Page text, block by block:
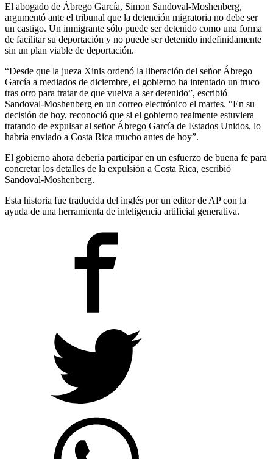
El abogado de Ábrego García, Simon Sandoval-Moshenberg,
argumentó ante el tribunal que la detención migratoria no debe ser
un castigo. Un inmigrante sólo puede ser detenido como una forma
de facilitar su deportación y no puede ser detenido indefinidamente
sin un plan viable de deportación.
“Desde que la jueza Xinis ordenó la liberación del señor Ábrego
García a mediados de diciembre, el gobierno ha intentado un truco
tras otro para tratar de que vuelva a ser detenido”, escribió
Sandoval-Moshenberg en un correo electrónico el martes. “En su
decisión de hoy, reconoció que si el gobierno realmente estuviera
tratando de expulsar al señor Ábrego García de Estados Unidos, lo
habría enviado a Costa Rica mucho antes de hoy”.
El gobierno ahora debería participar en un esfuerzo de buena fe para
concretar los detalles de la expulsión a Costa Rica, escribió
Sandoval-Moshenberg.
Esta historia fue traducida del inglés por un editor de AP con la
ayuda de una herramienta de inteligencia artificial generativa.